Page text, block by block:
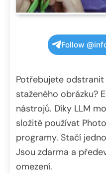
Follow
Potřebujete
staženého obrázku?
nástrojů. Díky LLM
složitě používat
programy. Stačí
Jsou zdarma a
omezení.